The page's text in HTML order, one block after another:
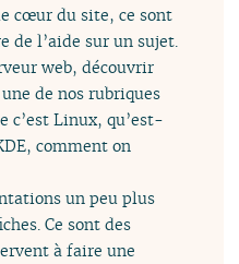
cœur du site, ce sont
de l’aide sur un sujet.
web, découvrir
de nos rubriques
c’est Linux, qu’est-
comment on
un peu plus
Ce sont des
à faire une